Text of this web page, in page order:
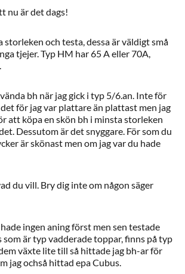
nu är det dags!
storleken och testa, dessa är väldigt små
tjejer. Typ HM har 65 A eller 70A,
bh när jag gick i typ 5/6.an. Inte för
för jag var plattare än plattast men jag
att köpa en skön bh i minsta storleken
Dessutom är det snyggare. För som du
är skönast men om jag var du hade
du vill. Bry dig inte om någon säger
hade ingen aning först men sen testade
som är typ vadderade toppar, finns på typ
växte lite till så hittade jag bh-ar för
jag ochså hittad epa Cubus.